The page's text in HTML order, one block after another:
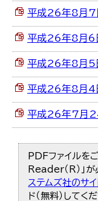
平成26年8月7
平成26年8月6
平成26年8月5
平成26年8月4
平成26年7月24
PDFファイルを
Reader（R）」
ステムズ社のサイ
ド（無料）してく